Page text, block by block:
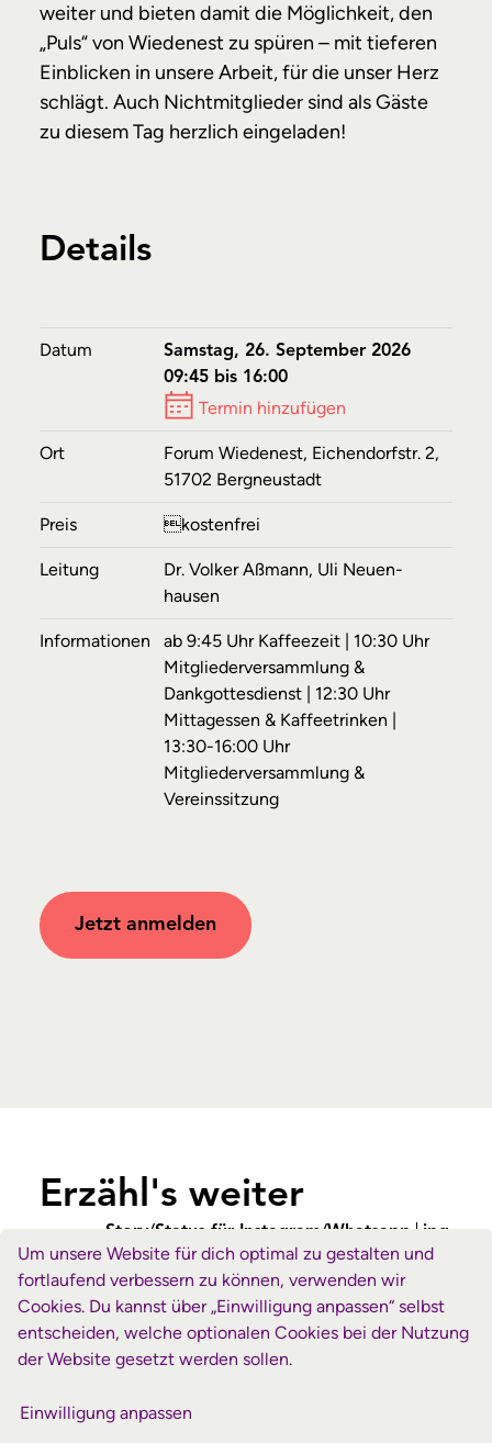
weiter und bieten damit die Möglichkeit, den
„Puls“ von Wiedenest zu spüren – mit tieferen
Einblicken in unsere Arbeit, für die unser Herz
schlägt. Auch Nichtmitglieder sind als Gäste
zu diesem Tag herzlich eingeladen!
Details
Datum
Samstag, 26. September 2026
09:45 bis 16:00
Termin hinzufügen
Ort
Forum Wiedenest, Eichendorfstr. 2,
51702 Bergneustadt
Preis kostenfrei
Leitung
Dr. Volker Aßmann, Uli Neuen­
hausen
Informationen
ab 9:45 Uhr Kaffeezeit | 10:30 Uhr
Mitgliederversammlung &
Dankgottesdienst | 12:30 Uhr
Mittagessen & Kaffeetrinken |
13:30-16:00 Uhr
Mitgliederversammlung &
Vereinssitzung
Jetzt anmelden
Erzähl's weiter
Story/Status für Instagram/Whatsapp jpg
Folie für Ansagen o.Ä.
Um unsere Website für dich optimal zu gestalten und
fortlaufend verbessern zu können, verwenden wir
Cookies. Du kannst über „Einwilligung anpassen“ selbst
entscheiden, welche optionalen Cookies bei der Nutzung
der Website gesetzt werden sollen.
Einwilligung anpassen